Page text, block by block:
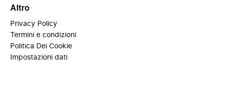
Altro
Privacy Policy
Termini e condizioni
Politica Dei Cookie
Impostazioni dati